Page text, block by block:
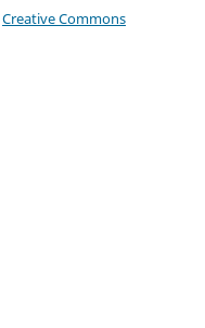
Creative Commons